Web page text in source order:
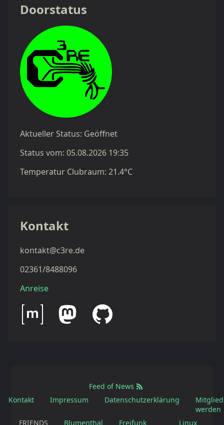
Doorstatus
Aktueller Status: Geöffnet
Status vom: 05.08.2026 19:35
Temperatur Clubraum: 21.4°C
Kontakt
kontakt@c3re.de
02361/8488096
Anreise
Feed of News
Kontakt
Impressum Datenschutzerklärung
Mitglied
werden
FRIENDS
Blumenthal Freifunk Linux